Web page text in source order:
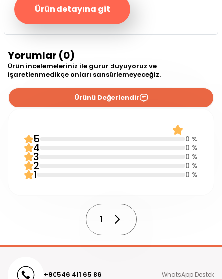
Ürün detayına git
Yorumlar (0)
Ürün incelemeleriniz ile gurur duyuyoruz ve
işaretlenmedikçe onları sansürlemeyeceğiz.
1
Ürünü Değerlendir
5 0 %
4 0 %
3 0 %
2 0 %
1 0 %
+90546 411 65 86 WhatsApp Destek